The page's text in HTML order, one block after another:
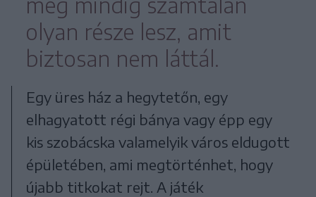
olyan része lesz, amit
biztosan nem láttál.
Egy üres ház a hegytetőn, egy
elhagyatott régi bánya vagy épp egy
kis szobácska valamelyik város eldugott
épületében, ami megtörténhet, hogy
újabb titkokat rejt. A játék